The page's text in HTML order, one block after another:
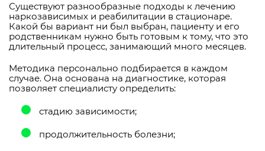
Существуют разнообразные подходы к лечению
наркозависимых и реабилитации в стационаре.
Какой бы вариант ни был выбран, пациенту и его
родственникам нужно быть готовым к тому, что это
длительный процесс, занимающий много месяцев.
Методика персонально подбирается в каждом
случае. Она основана на диагностике, которая
позволяет специалисту определить:
стадию зависимости;
продолжительность болезни;